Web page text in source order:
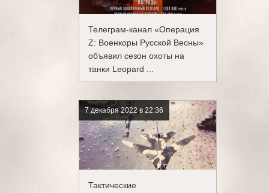
Телеграм-канал «Операция
Z: Военкоры Русской Весны»
объявил сезон охоты на
танки Leopard ...
7 декабря 2022 в 22:36
Тактические